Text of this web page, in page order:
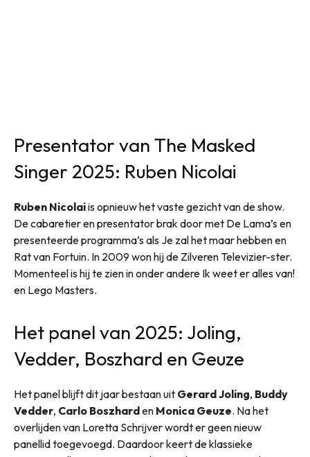
Presentator van The Masked
Singer 2025: Ruben Nicolai
Ruben Nicolaiis opnieuw het vaste gezicht van de show.
De cabaretier en presentator brak door met De Lama’s en
presenteerde programma’s als Je zal het maar hebben en
Rat van Fortuin. In 2009 won hij de Zilveren Televizier-ster.
Momenteel is hij te zien in onder andere Ik weet er alles van!
en Lego Masters.
Het panel van 2025: Joling,
Vedder, Boszhard en Geuze
Het panel blijft dit jaar bestaan uit Gerard Joling, Buddy
Vedder, Carlo Boszharden Monica Geuze. Na het
overlijden van Loretta Schrijver wordt er geen nieuw
panellid toegevoegd. Daardoor keert de klassieke